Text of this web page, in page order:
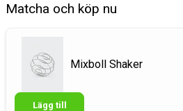
Matcha och köp nu
Mixboll Shaker
Lägg till